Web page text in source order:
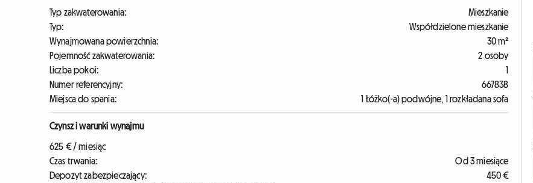
Typ zakwaterowania:
Mieszkanie
Typ:
Współdzielone mieszkanie
Wynajmowana powierzchnia:
30 m²
Pojemność zakwaterowania:
2 osoby
Liczba pokoi:
1
Numer referencyjny:
667838
Miejsca do spania:
1 Łóżko(-a) podwójne, 1 rozkładana sofa
Czynsz i warunki wynajmu
625 € / miesiąc
Czas trwania:
Od 3 miesiące
Depozyt zabezpieczający:
450 €